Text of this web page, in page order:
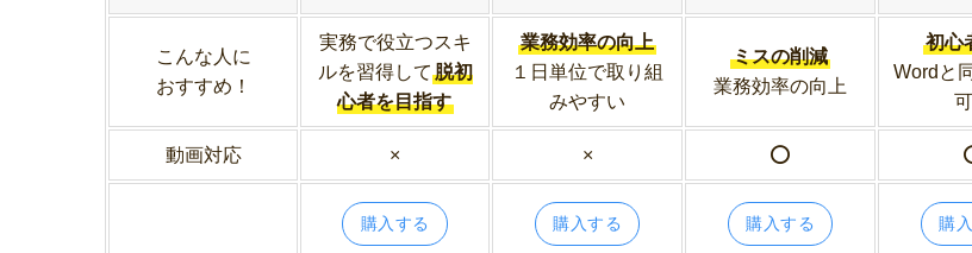
こんな人に
おすすめ！
実務で役立つスキ
ルを習得して 脱初
心者を目指す
業務効率の向上
１日単位で取り組
みやすい
ミスの削減
業務効率の向上
初心
Wordと
動画対応 × × ⭕️
購入する 購入する 購入する 購